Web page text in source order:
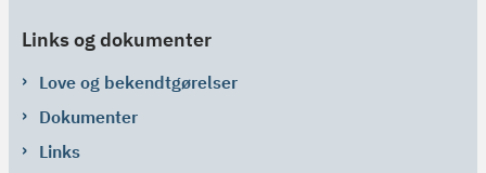
Links og dokumenter
Love og bekendtgørelser
Dokumenter
Links